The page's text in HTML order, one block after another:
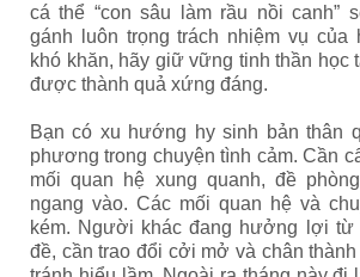
cá thể “con sâu làm rầu nồi canh”
gánh luôn trọng trách nhiệm vụ của
khó khăn, hãy giữ vững tinh thần học
được thành quả xứng đáng.
Bạn có xu hướng hy sinh bản thân
phương trong chuyện tình cảm. Cần
mối quan hệ xung quanh, đề
ngang vào. Các mối quan hệ và
kém. Người khác đang hưởng lợi từ
đề, cần trao đổi cởi mở và chân